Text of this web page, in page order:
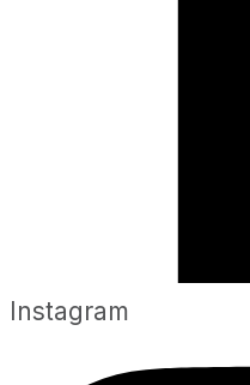
Instagram